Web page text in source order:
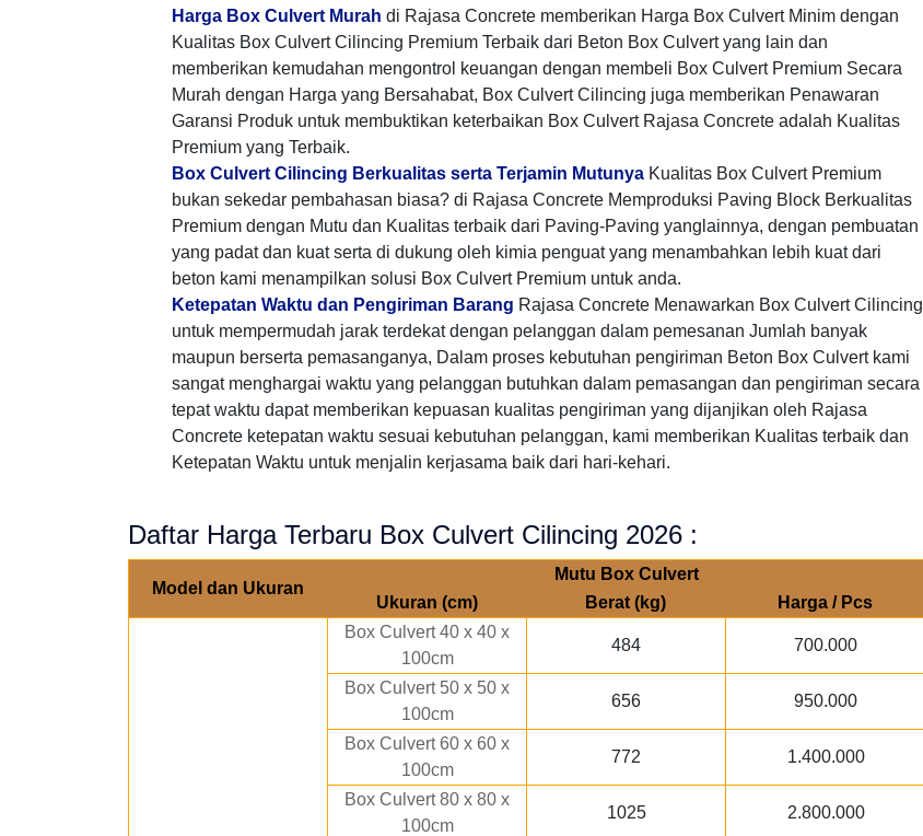
Harga Box Culvert Murah di Rajasa Concrete memberikan Harga Box Culvert Minim dengan
Kualitas Box Culvert Cilincing Premium Terbaik dari Beton Box Culvert yang lain dan
memberikan kemudahan mengontrol keuangan dengan membeli Box Culvert Premium Secara
Murah dengan Harga yang Bersahabat, Box Culvert Cilincing juga memberikan Penawaran
Garansi Produk untuk membuktikan keterbaikan Box Culvert Rajasa Concrete adalah Kualitas
Premium yang Terbaik.
Box Culvert Cilincing Berkualitas serta Terjamin Mutunya Kualitas Box Culvert Premium
bukan sekedar pembahasan biasa? di Rajasa Concrete Memproduksi Paving Block Berkualitas
Premium dengan Mutu dan Kualitas terbaik dari Paving-Paving yanglainnya, dengan pembuatan
yang padat dan kuat serta di dukung oleh kimia penguat yang menambahkan lebih kuat dari
beton kami menampilkan solusi Box Culvert Premium untuk anda.
Ketepatan Waktu dan Pengiriman Barang Rajasa Concrete Menawarkan Box Culvert Cilincing
untuk mempermudah jarak terdekat dengan pelanggan dalam pemesanan Jumlah banyak
maupun berserta pemasanganya, Dalam proses kebutuhan pengiriman Beton Box Culvert kami
sangat menghargai waktu yang pelanggan butuhkan dalam pemasangan dan pengiriman secara
tepat waktu dapat memberikan kepuasan kualitas pengiriman yang dijanjikan oleh Rajasa
Concrete ketepatan waktu sesuai kebutuhan pelanggan, kami memberikan Kualitas terbaik dan
Ketepatan Waktu untuk menjalin kerjasama baik dari hari-kehari.
Daftar Harga Terbaru Box Culvert Cilincing 2026 :
Model dan Ukuran
Mutu Box Culvert
Ukuran (cm)
Berat (kg)
Harga / Pcs
Box Culvert 40 x 40 x
100cm
484 700.000
Box Culvert 50 x 50 x
100cm
656 950.000
Box Culvert 60 x 60 x
100cm
772 1.400.000
Box Culvert 80 x 80 x
100cm
1025 2.800.000